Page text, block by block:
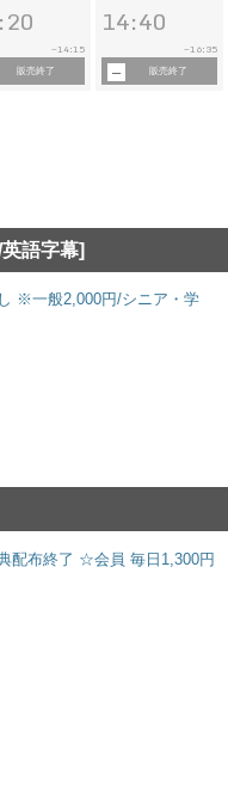
~ 14:15
販売終了
14:40
~ 16:35
販売終了
語字幕]
※一般2,000円/シニア・学
配布終了 ☆会員 毎日1,300円